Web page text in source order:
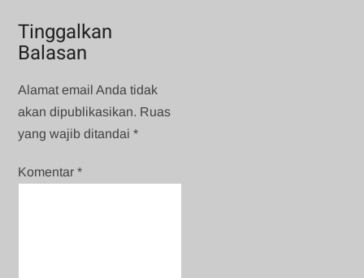
Tinggalkan
Balasan
Alamat email Anda tidak
akan dipublikasikan. Ruas
yang wajib ditandai*
Komentar*